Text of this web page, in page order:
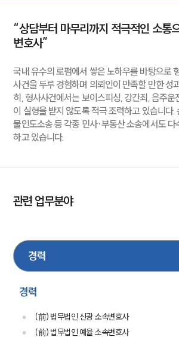
“상담부터 마무리까지 적극적인 소통
변호사”
국내 유수의 로펌에서 쌓은 노하우를 바탕으로
사건을 두루 경험하며 의뢰인이 만족할 만한 성
히, 형사사건에서는 보이스피싱, 강간죄, 음주운
이 실형을 받지 않도록 적극 조력하고 있습니다.
물인도소송 등 각종 민사·부동산 소송에서도 다
하고 있습니다.
관련 업무분야
기업법무
경력
(前) 법무법인 신광 소속변호사
(前) 법무법인 예율 소속변호사